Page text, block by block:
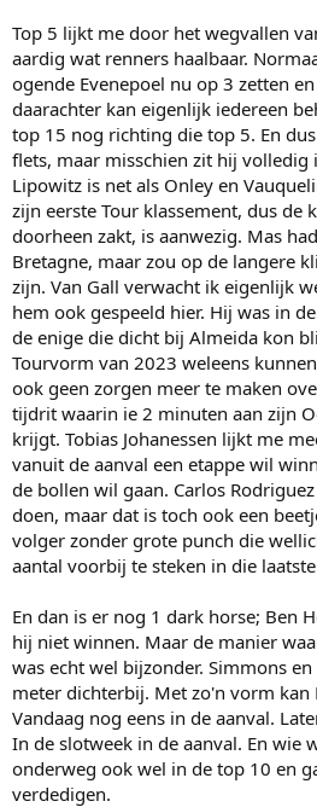
Top 5 lijkt me door het wegvallen
aardig wat renners haalbaar.
ogende Evenepoel nu op 3 zetten
daarachter kan eigenlijk iedereen
top 15 nog richting die top 5. En
flets, maar misschien zit hij volledig
Lipowitz is net als Onley en
zijn eerste Tour klassement, dus de
doorheen zakt, is aanwezig. Mas
Bretagne, maar zou op de langere
zijn. Van Gall verwacht ik eigenlijk
hem ook gespeeld hier. Hij was in
de enige die dicht bij Almeida kon
Tourvorm van 2023 weleens
ook geen zorgen meer te maken
tijdrit waarin ie 2 minuten aan zijn
krijgt. Tobias Johanessen lijkt me
vanuit de aanval een etappe wil
de bollen wil gaan. Carlos
doen, maar dat is toch ook een
volger zonder grote punch die
aantal voorbij te steken in die
En dan is er nog 1 dark horse; Ben
hij niet winnen. Maar de manier
was echt wel bijzonder. Simmons
meter dichterbij. Met zo'n vorm kan
Vandaag nog eens in de aanval.
In de slotweek in de aanval. En wie
onderweg ook wel in de top 10 en
verdedigen.